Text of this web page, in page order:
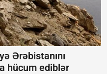
Ərəbistanını
hücum ediblər